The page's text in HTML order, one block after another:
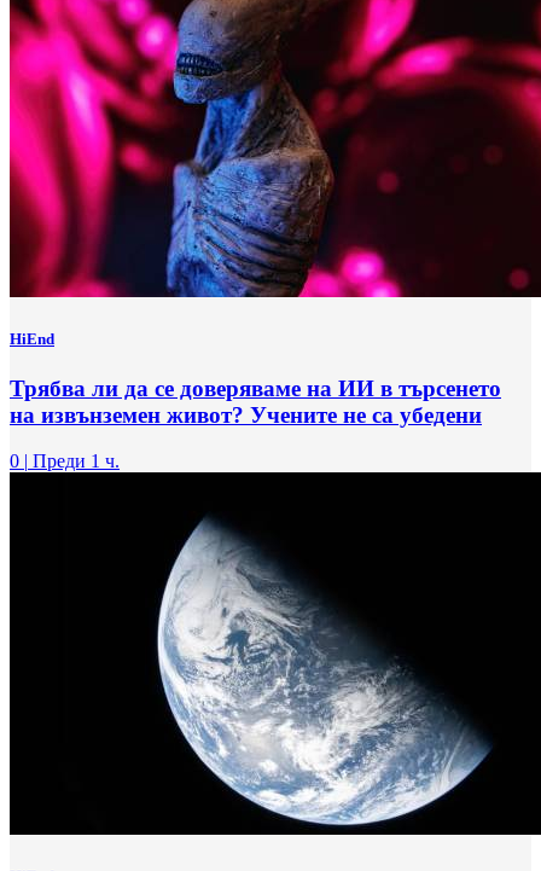
HiEnd
Трябва ли да се доверяваме на ИИ в търсенето
на извънземен живот? Учените не са убедени
0 | Преди 1 ч.